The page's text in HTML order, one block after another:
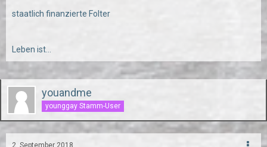
staatlich finanzierte Folter
Leben ist...
youandme
younggay Stamm-User
2. September 2018